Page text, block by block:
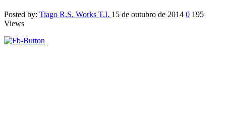
Posted by: Tiago R.S. Works T.I. 15 de outubro de 2014 0 195
Views